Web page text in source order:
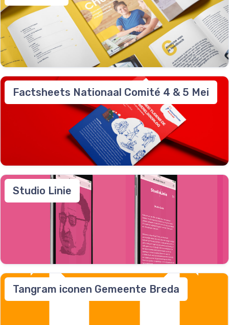
Factsheets Nationaal Comité 4 & 5 Mei
Studio Linie
Tangram iconen Gemeente Breda